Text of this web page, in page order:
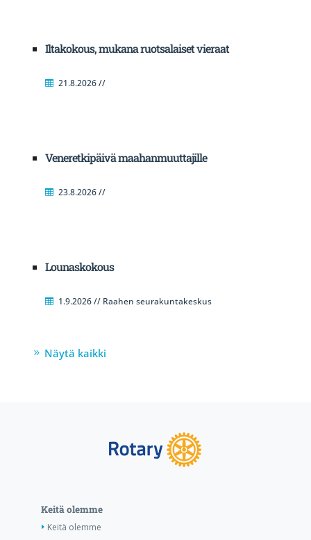
Iltakokous, mukana ruotsalaiset vieraat
21.8.2026 //
Veneretkipäivä maahanmuuttajille
23.8.2026 //
Lounaskokous
1.9.2026 // Raahen seurakuntakeskus
Näytä kaikki
Keitä olemme
Keitä olemme